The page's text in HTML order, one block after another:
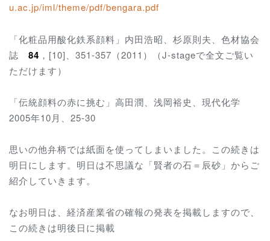
u.ac.jp/iml/theme/pdf/bengara.pdf
「化粧品用酸化鉄系顔料」内田浩昭、杉原則夫、色材協会
誌 84 ，[10]、351-357（2011）（J-stageで全文ご覧い
ただけます）
「伝統顔料の赤に挑む」高田潤、浅岡裕史、現代化学
2005年10月、25-30
思いの他弁柄では紙面を使ってしまいました。この続きは
明日にします。明日は不思議な「賢者の石＝辰砂」からご
紹介していきます。
なお明日は、経済産業省の確報の発表を掲載しますので、
この続きは明後日に掲載